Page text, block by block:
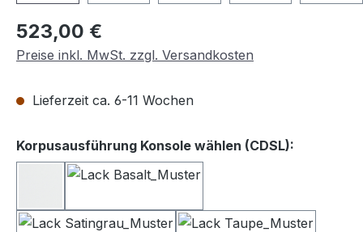
Regulärer Preis:
523,00 €
Preise inkl. MwSt. zzgl. Versandkosten
Lieferzeit ca. 6-11 Wochen
Korpusausführung Konsole wählen (CDSL):